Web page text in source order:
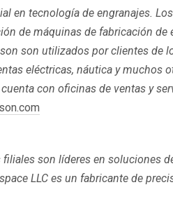
en tecnología de engranajes.
de máquinas de fabricación
son utilizados por clientes de
eléctricas, náutica y muchos
con oficinas de ventas y
filiales son líderes en soluciones
LLC es un fabricante de